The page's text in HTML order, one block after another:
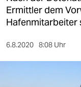
gesellschaft
sport
Ermittler dem
Hafenmitarbeiter
6.8.2020 8:08 Uhr